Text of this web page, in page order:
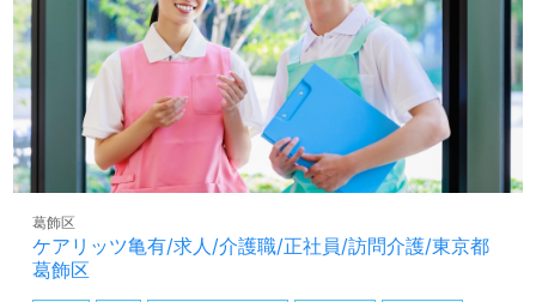
募集詳細等、担当コンサルタントよりご案内します。お問
い合わせも遠慮なくお願いします。
全国の求人ご紹介！医療/福祉業界の正社員/パート求人探
しは【ウィルオブ介護】＊求人情報収集、将来的に検討の
方も遠慮なく＊
LINE、メール、お電話などご希望に応じてお問い合わせ/ご
相談可能です。転職相談、求人紹介、年収交渉など完全無
あり！＞"転職支援"のプロと一緒に転職活動！お問い合わ
せお待ちしております。
ケアリッツ亀有/求人/介護職/正社員/訪問介護/東京都
葛飾区
葛飾区